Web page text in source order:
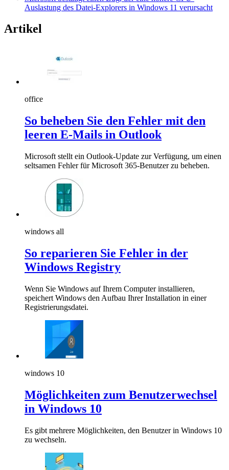
Auslastung des Datei-Explorers in Windows 11 verursacht
Artikel
office
So beheben Sie den Fehler mit den
leeren E-Mails in Outlook
Microsoft stellt ein Outlook-Update zur Verfügung, um einen
seltsamen Fehler für Microsoft 365-Benutzer zu beheben.
windows all
So reparieren Sie Fehler in der
Windows Registry
Wenn Sie Windows auf Ihrem Computer installieren,
speichert Windows den Aufbau Ihrer Installation in einer
Registrierungsdatei.
windows 10
Möglichkeiten zum Benutzerwechsel
in Windows 10
Es gibt mehrere Möglichkeiten, den Benutzer in Windows 10
zu wechseln.